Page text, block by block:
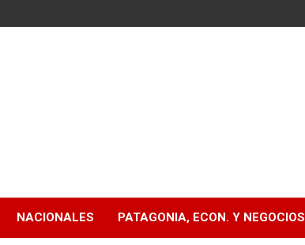
NACIONALES PATAGONIA, ECON. Y NEGOCIOS